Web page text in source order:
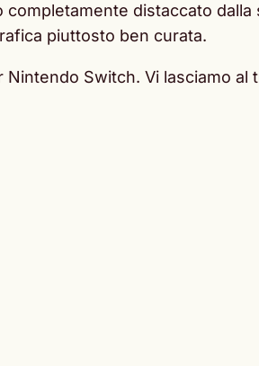
distaccato
piuttosto ben curata.
Switch. Vi lasciamo